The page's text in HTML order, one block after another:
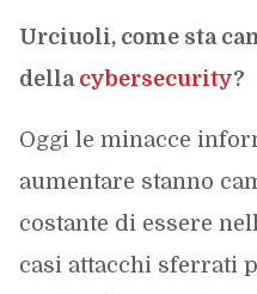
Urciuoli, come sta
della cybersecurity?
Oggi le minacce
aumentare stanno
costante di essere
casi attacchi sferrati